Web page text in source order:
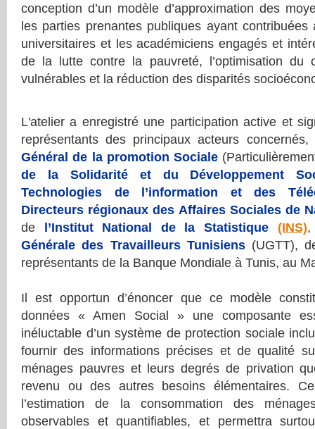
conception d’un modèle d’approximation des
les parties prenantes publiques ayant
universitaires et les académiciens engagés et
de la lutte contre la pauvreté, l’optimisation du
vulnérables et la réduction des disparités
L'atelier a enregistré une participation active et
représentants des principaux acteurs
Général de la promotion Sociale
de la Solidarité et du Développement
Technologies de l’information et des
Directeurs régionaux des Affaires Sociales de
de l’Institut National de la Statistique (INS),
Générale des Travailleurs Tunisiens(UGTT),
représentants de la Banque Mondiale à Tunis, au
Il est opportun d’énoncer que ce modèle
données « Amen Social » une composante
inéluctable d’un système de protection sociale
fournir des informations précises et de qualité
ménages pauvres et leurs degrés de privation
revenu ou des autres besoins élémentaires.
l’estimation de la consommation des
observables et quantifiables, et permettra